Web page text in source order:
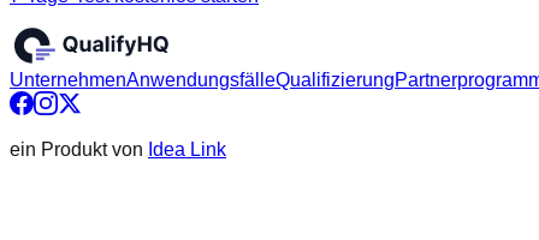
UnternehmenAnwendungsfälleQualifizierung
ein Produkt von Idea Link